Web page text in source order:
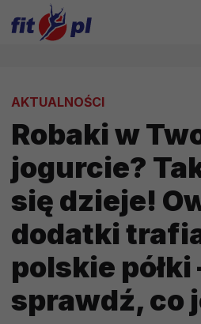
AKTUALNOŚCI
Robaki w
jogurcie?
się dzieje!
dodatki
polskie
sprawdź, co